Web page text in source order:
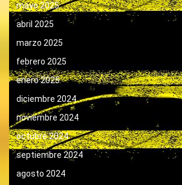
mayo 2025
abril 2025
marzo 2025
febrero 2025
enero 2025
diciembre 2024
noviembre 2024
octubre 2024
septiembre 2024
agosto 2024